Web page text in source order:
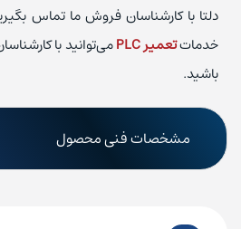
دلتا با کارشناسان فروش ما تماس
خدماتتعمیر PLC
می‌توانید با
باشید.
مشخصات فنی محصول